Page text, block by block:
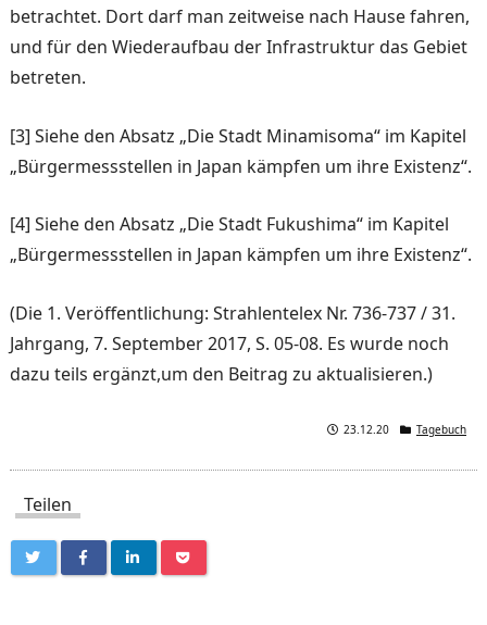
betrach­tet. Dort darf man zeitweise nach Hause fahren,
und für den Wieder­aufbau der Infrastruktur das Ge­biet
betreten.
[3] Siehe den Absatz „Die Stadt Minamisoma“ im Kapitel
„Bürgermessstellen in Japan kämpfen um ihre Existenz“.
[4] Siehe den Absatz „Die Stadt Fukushima“ im Kapitel
„Bürgermessstellen in Japan kämpfen um ihre Existenz“.
(Die 1. Veröffentlichung: Strahlentelex Nr. 736-737 / 31.
Jahrgang, 7. September 2017, S. 05-08. Es wurde noch
dazu teils ergänzt,um den Beitrag zu aktualisieren.)
23.12.20 Tagebuch
Teilen